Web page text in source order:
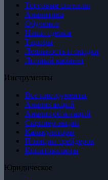
Торговые сигналы
Аналитика
Обучение
Наши сделки
Тарифы
Лояльность и скидки
Личный кабинет
Инструменты
Все инструменты
Анализ акций
Анализ облигаций
Скринер акций
Калькуляторы
Позиции трейдеров
Криптовалюты
Юридическое